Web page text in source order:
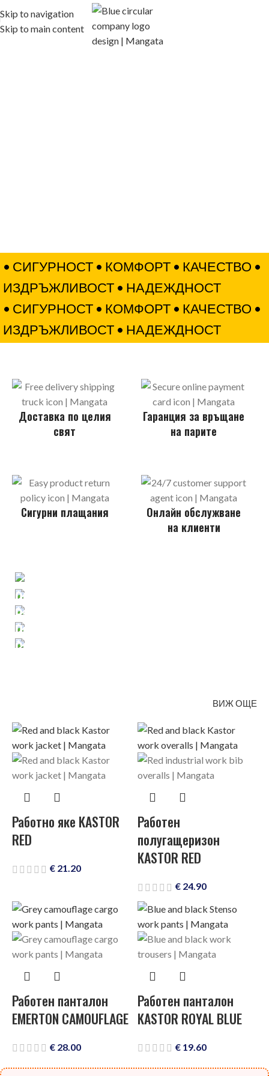
Skip to navigation
Skip to main content
• СИГУРНОСТ • КОМФОРТ • КАЧЕСТВО •
ИЗДРЪЖЛИВОСТ • НАДЕЖДНОСТ
• СИГУРНОСТ • КОМФОРТ • КАЧЕСТВО •
ИЗДРЪЖЛИВОСТ • НАДЕЖДНОСТ
Доставка по целия
свят
Гаранция за връщане
на парите
Сигурни плащания
Онлайн обслужване
на клиенти
Облекло
Работни обувки
Предпазни средства
Спорт и свободно време
ВИЖ ОЩЕ
Работно яке KASTOR
RED
€ 21.20
Работен
полугащеризон
KASTOR RED
€24.90
Работен панталон
EMERTON CAMOUFLAGE
€ 28.00
Работен панталон
KASTOR ROYAL BLUE
€19.60